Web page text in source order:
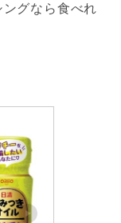
グなら食べれ